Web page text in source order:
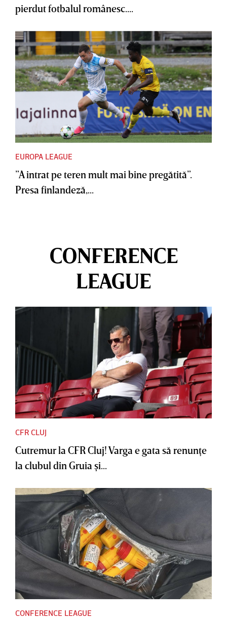
pierdut fotbalul românesc....
EUROPA LEAGUE
”A intrat pe teren mult mai bine pregătită”.
Presa finlandeză,...
CONFERENCE
LEAGUE
CFR CLUJ
Cutremur la CFR Cluj! Varga e gata să renunţe
la clubul din Gruia şi...
CONFERENCE LEAGUE